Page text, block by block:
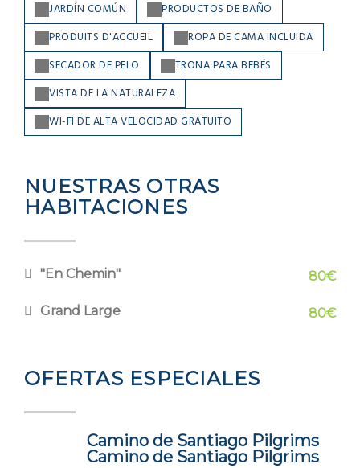
JARDÍN COMÚN
PRODUCTOS DE BAÑO
PRODUITS D'ACCUEIL
ROPA DE CAMA INCLUIDA
SECADOR DE PELO
TRONA PARA BEBÉS
VISTA DE LA NATURALEZA
WI-FI DE ALTA VELOCIDAD GRATUITO
NUESTRAS OTRAS
HABITACIONES
"En Chemin" 80€
Grand Large 80€
OFERTAS ESPECIALES
Camino de Santiago Pilgrims
Camino de Santiago Pilgrims